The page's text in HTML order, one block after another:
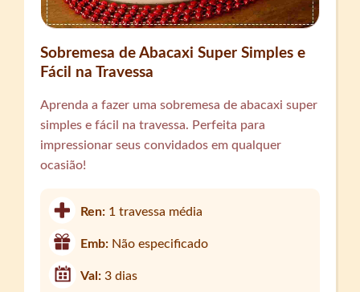
Sobremesa de Abacaxi Super Simples e
Fácil na Travessa
Aprenda a fazer uma sobremesa de abacaxi super
simples e fácil na travessa. Perfeita para
impressionar seus convidados em qualquer
ocasião!
Ren: 1 travessa média
Emb: Não especificado
Val:3 dias